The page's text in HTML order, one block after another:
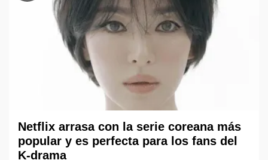
Netflix arrasa con la serie coreana más
popular y es perfecta para los fans del
K-drama